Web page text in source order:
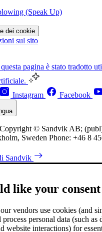
(Speak Up)
dei cookie
sul sito
pagina è stato tradotto
Instagram Facebook
© Sandvik AB;
Sweden Phone: +46 8
Sandvik
like your consent
vendors use cookies (and
personal data (such as
website interactions) for